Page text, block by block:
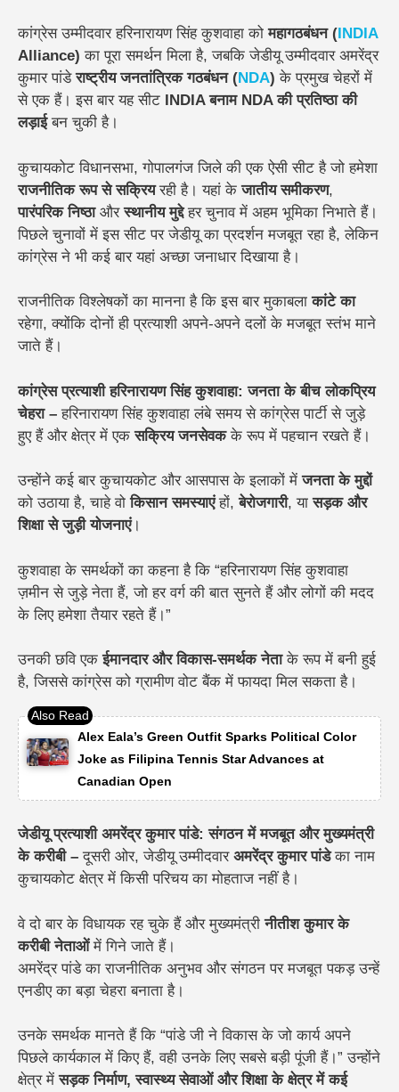
कांग्रेस उम्मीदवार हरिनारायण सिंह कुशवाहा कोमहागठबंधन ( INDIA
Alliance) का पूरा समर्थन मिला है, जबकि जेडीयू उम्मीदवार अमरेंद्र
कुमार पांडेराष्ट्रीय जनतांत्रिक गठबंधन (NDA) के प्रमुख चेहरों में
से एक हैं। इस बार यह सीट
INDIA बनाम NDA की प्रतिष्ठा की
लड़ाईबन चुकी है।
कुचायकोट विधानसभा, गोपालगंज जिले की एक ऐसी सीट है जो हमेशा
राजनीतिक रूप से सक्रियरही है। यहां केजातीय समीकरण,
पारंपरिक निष्ठाऔरस्थानीय मुद्देहर चुनाव में अहम भूमिका निभाते हैं।
पिछले चुनावों में इस सीट पर जेडीयू का प्रदर्शन मजबूत रहा है, लेकिन
कांग्रेस ने भी कई बार यहां अच्छा जनाधार दिखाया है।
राजनीतिक विश्लेषकों का मानना है कि इस बार मुकाबलाकांटे का
रहेगा, क्योंकि दोनों ही प्रत्याशी अपने-अपने दलों के मजबूत स्तंभ माने
जाते हैं।
कांग्रेस प्रत्याशी हरिनारायण सिंह कुशवाहा: जनता के बीच लोकप्रिय
चेहरा –हरिनारायण सिंह कुशवाहा लंबे समय से कांग्रेस पार्टी से जुड़े
हुए हैं और क्षेत्र में एकसक्रिय जनसेवकके रूप में पहचान रखते हैं।
उन्होंने कई बार कुचायकोट और आसपास के इलाकों मेंजनता के मुद्दों
को उठाया है, चाहे वोकिसान समस्याएंहों,बेरोजगारी, यासड़क और
शिक्षा से जुड़ी योजनाएं।
कुशवाहा के समर्थकों का कहना है कि “हरिनारायण सिंह कुशवाहा
ज़मीन से जुड़े नेता हैं, जो हर वर्ग की बात सुनते हैं और लोगों की मदद
के लिए हमेशा तैयार रहते हैं।”
उनकी छवि एकईमानदार और विकास-समर्थक नेताके रूप में बनी हुई
है, जिससे कांग्रेस को ग्रामीण वोट बैंक में फायदा मिल सकता है।
Alex Eala’s Green Outfit Sparks Political Color
Joke as Filipina Tennis Star Advances at
Canadian Open
जेडीयू प्रत्याशी अमरेंद्र कुमार पांडे: संगठन में मजबूत और मुख्यमंत्री
के करीबी –दूसरी ओर, जेडीयू उम्मीदवार अमरेंद्र कुमार पांडेका नाम
कुचायकोट क्षेत्र में किसी परिचय का मोहताज नहीं है।
वे दो बार के विधायक रह चुके हैं और मुख्यमंत्रीनीतीश कुमार के
करीबी नेताओंमें गिने जाते हैं।
अमरेंद्र पांडे का राजनीतिक अनुभव और संगठन पर मजबूत पकड़ उन्हें
एनडीए का बड़ा चेहरा बनाता है।
उनके समर्थक मानते हैं कि “पांडे जी ने विकास के जो कार्य अपने
पिछले कार्यकाल में किए हैं, वही उनके लिए सबसे बड़ी पूंजी हैं।” उन्होंने
क्षेत्र मेंसड़क निर्माण, स्वास्थ्य सेवाओं और शिक्षा के क्षेत्र में कई